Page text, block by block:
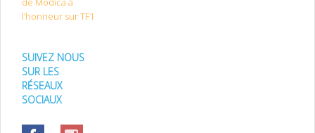
l’honneur sur TF1
SUIVEZ NOUS
SUR LES
RÉSEAUX
SOCIAUX